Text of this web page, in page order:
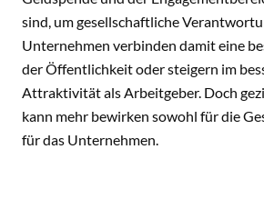
sind, um gesellschaftliche
Unternehmen verbinden damit eine
der Öffentlichkeit oder steigern im
Attraktivität als Arbeitgeber. Doch
kann mehr bewirken sowohl für die
für das Unternehmen.